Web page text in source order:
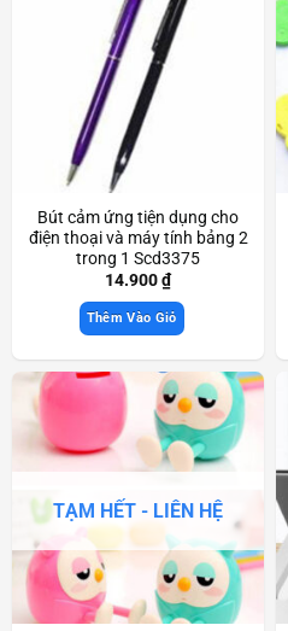
Bút cảm ứng tiện dụng cho
điện thoại và máy tính bảng 2
trong 1 Scd3375
14.900₫
Thêm Vào Giỏ
TẠM HẾT - LIÊN HỆ